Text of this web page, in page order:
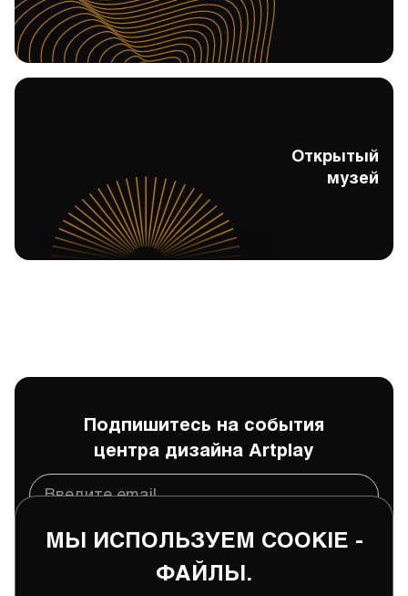
Открытый
музей
Подпишитесь на события
центра дизайна Artplay
МЫ ИСПОЛЬЗУЕМ COOKIE -
ФАЙЛЫ.